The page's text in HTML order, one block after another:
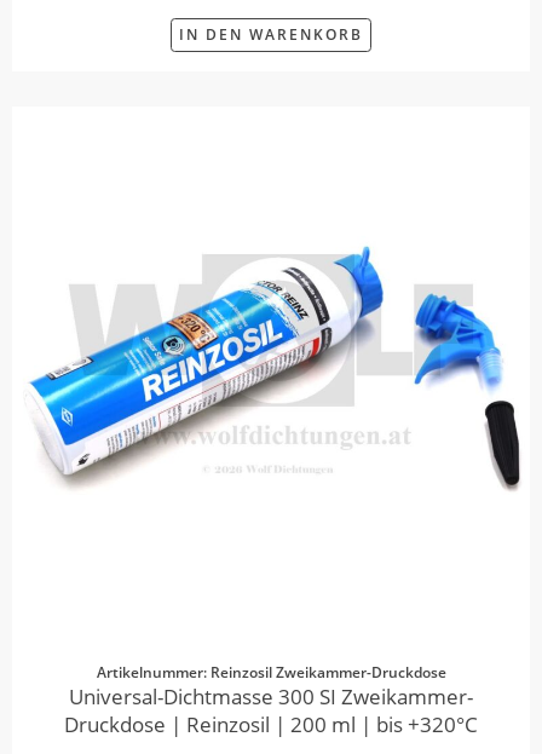
IN DEN WARENKORB
Artikelnummer: Reinzosil Zweikammer-Druckdose
Universal-Dichtmasse 300 SI Zweikammer-
Druckdose | Reinzosil | 200 ml | bis +320°C